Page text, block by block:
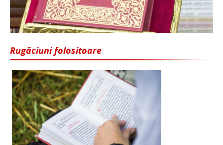
Rugăciuni folositoare